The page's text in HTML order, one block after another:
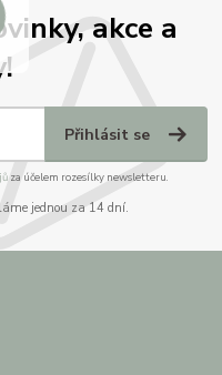
akce a
Přihlásit se
za účelem rozesílky newsletteru.
jednou za 14 dní.